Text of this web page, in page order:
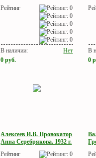
Рейтинг
В наличии:
Нет
0руб.
В
0
Алексеев И.В. Провокатор
Анна Серебрякова. 1932 г.
Рейтинг